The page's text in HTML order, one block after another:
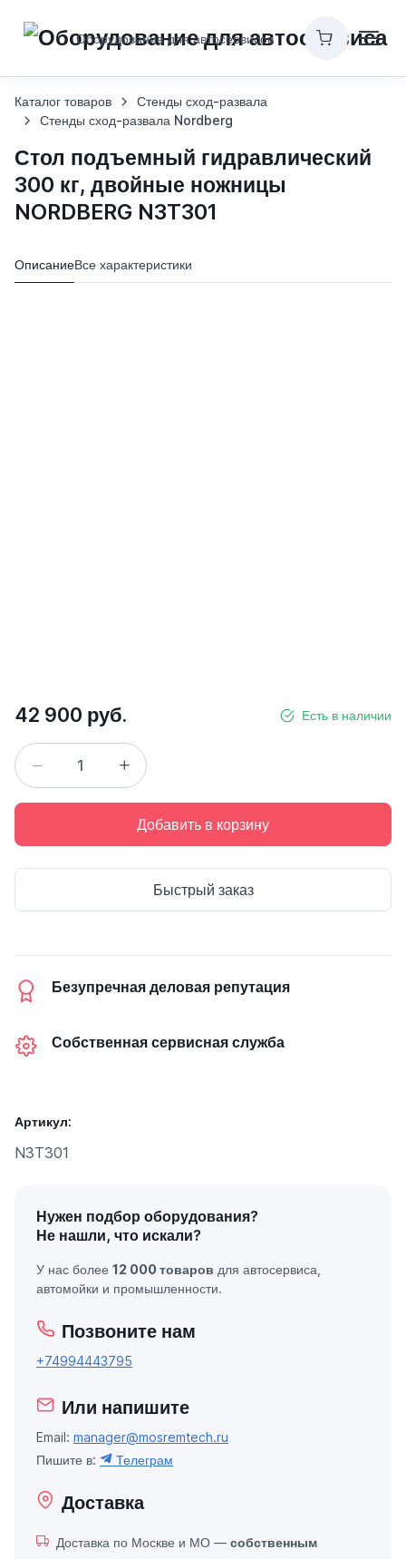
Оборудование для автосервисов
Каталог товаров
Стенды сход-развала
Стенды сход-развала Nordberg
Стол подъемный гидравлический
300 кг, двойные ножницы
NORDBERG N3T301
ОписаниеВсе характеристики
42 900 руб. Есть в наличии
Добавить в корзину
Быстрый заказ
Безупречная деловая репутация
Собственная сервисная служба
Артикул:
N3T301
Нужен подбор оборудования?
Не нашли, что искали?
У нас более 12 000 товаров для автосервиса,
автомойки и промышленности.
Позвоните нам
+74994443795
Или напишите
Email: manager@mosremtech.ru
Пишите в:
Телеграм
Доставка
Доставка по Москве и МО — собственным